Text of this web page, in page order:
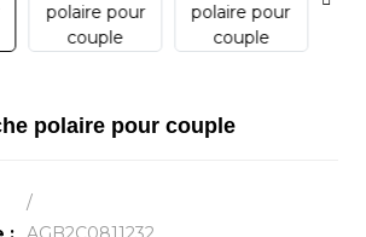
polaire pour couple
/